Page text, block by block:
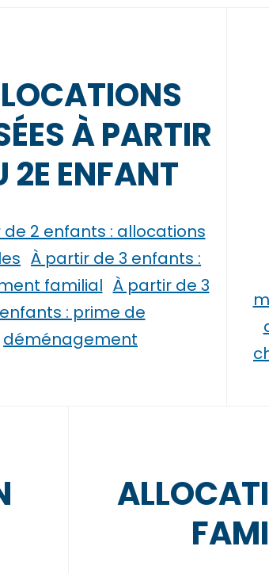
À PARTIR
2E ENFANT
de 2 enfants : allocations
À partir de 3 enfants :
familial À partir de 3
enfants : prime de
déménagement